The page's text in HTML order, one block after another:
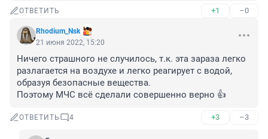
ОТВЕТИТЬ +1 –0
Rhodium_Nsk
21 июня 2022, 15:20
Ничего страшного не случилось, т.к. эта зараза легко
разлагается на воздухе и легко реагирует с водой,
образуя безопасные вещества.
Поэтому МЧС всё сделали совершенно верно 👍
ОТВЕТИТЬ 4 +3 –3